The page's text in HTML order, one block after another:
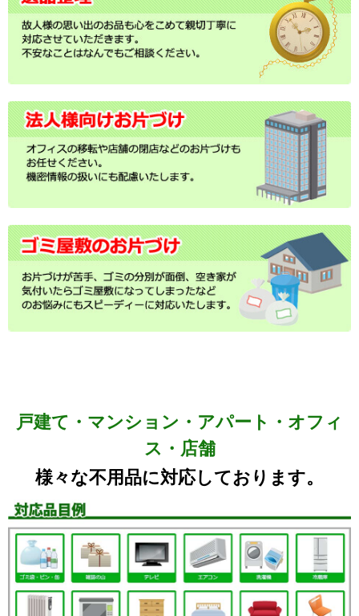
戸建て・マンション・アパート・オフィ
ス・店舗
様々な不用品に対応しております。